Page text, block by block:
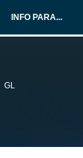
INFO PARA...
GL